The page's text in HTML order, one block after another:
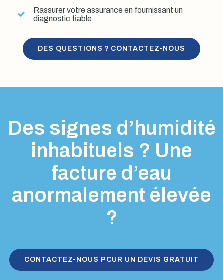
Rassurer votre assurance en fournissant un
diagnostic fiable
DES QUESTIONS ? CONTACTEZ-NOUS
Des signes d’humidité
inhabituels ? Une
facture d’eau
anormalement élevée
?
CONTACTEZ-NOUS POUR UN DEVIS GRATUIT